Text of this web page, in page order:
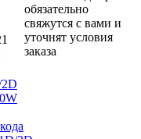
обязательно
свяжутся с вами и
уточнят условия
заказа